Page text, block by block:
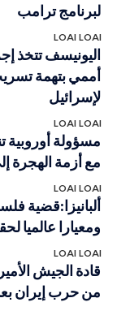
لبرنامج ترامب
LOAI LOAI
اليونيسف تتخذ
أممي بتهمة
لإسرائيل
LOAI LOAI
مسؤولة أوروبية
مع أزمة الهجرة
LOAI LOAI
ألبانيزا:قضية
ومعيارا عالميا
LOAI LOAI
قادة الجيش
من حرب إيران بعد 6 أشهر من